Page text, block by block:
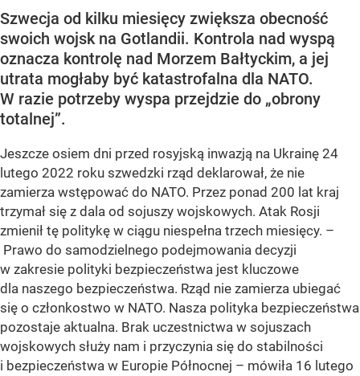
Szwecja od kilku miesięcy zwiększa obecność
swoich wojsk na Gotlandii. Kontrola nad wyspą
oznacza kontrolę nad Morzem Bałtyckim, a jej
utrata mogłaby być katastrofalna dla NATO.
W razie potrzeby wyspa przejdzie do „obrony
totalnej”.
Jeszcze osiem dni przed rosyjską inwazją na Ukrainę 24
lutego 2022 roku szwedzki rząd deklarował, że nie
zamierza wstępować do NATO. Przez ponad 200 lat kraj
trzymał się z dala od sojuszy wojskowych. Atak Rosji
zmienił tę politykę w ciągu niespełna trzech miesięcy. –
Prawo do samodzielnego podejmowania decyzji
w zakresie polityki bezpieczeństwa jest kluczowe
dla naszego bezpieczeństwa. Rząd nie zamierza ubiegać
się o członkostwo w NATO. Nasza polityka bezpieczeństwa
pozostaje aktualna. Brak uczestnictwa w sojuszach
wojskowych służy nam i przyczynia się do stabilności
i bezpieczeństwa w Europie Północnej – mówiła 16 lutego